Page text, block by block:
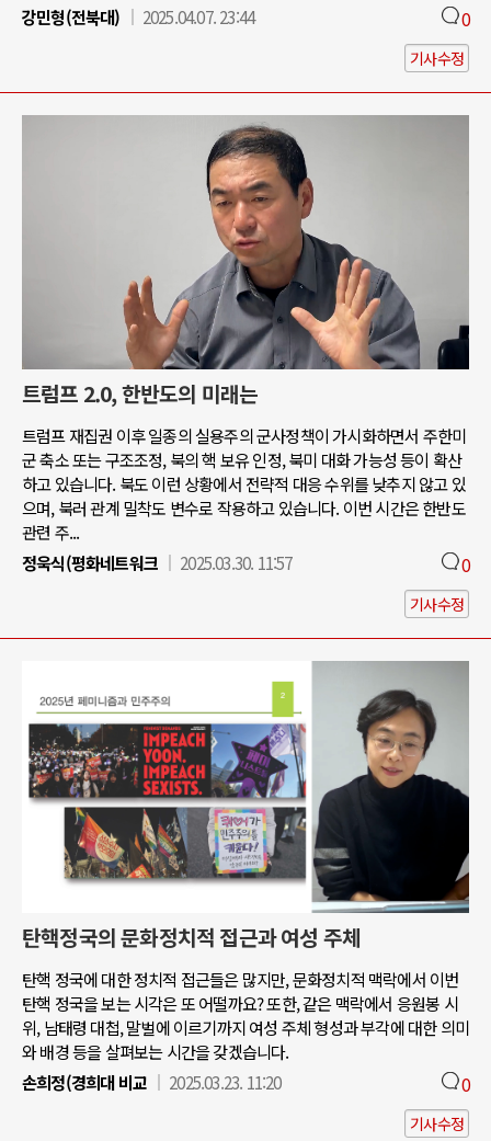
강민형(전북대)
2025.04.07. 23:44 0
기사수정
트럼프 2.0, 한반도의 미래는
트럼프 재집권 이후 일종의 실용주의 군사정책이 가시화하면서 주한미
군 축소 또는 구조조정, 북의 핵 보유 인정, 북미 대화 가능성 등이 확산
하고 있습니다. 북도 이런 상황에서 전략적 대응 수위를 낮추지 않고 있
으며, 북러 관계 밀착도 변수로 작용하고 있습니다. 이번 시간은 한반도
관련 주...
정욱식(평화네트워크
2025.03.30. 11:57 0
기사수정
탄핵정국의 문화정치적 접근과 여성 주체
탄핵 정국에 대한 정치적 접근들은 많지만, 문화정치적 맥락에서 이번
탄핵 정국을 보는 시각은 또 어떨까요? 또한, 같은 맥락에서 응원봉 시
위, 남태령 대첩, 말벌에 이르기까지 여성 주체 형성과 부각에 대한 의미
와 배경 등을 살펴보는 시간을 갖겠습니다.
손희정(경희대 비교
2025.03.23. 11:20 0
기사수정